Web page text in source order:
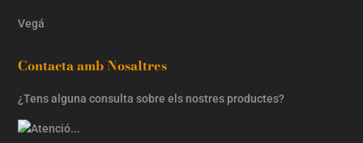
Vegá
Contacta amb Nosaltres
¿Tens alguna consulta sobre els nostres productes?